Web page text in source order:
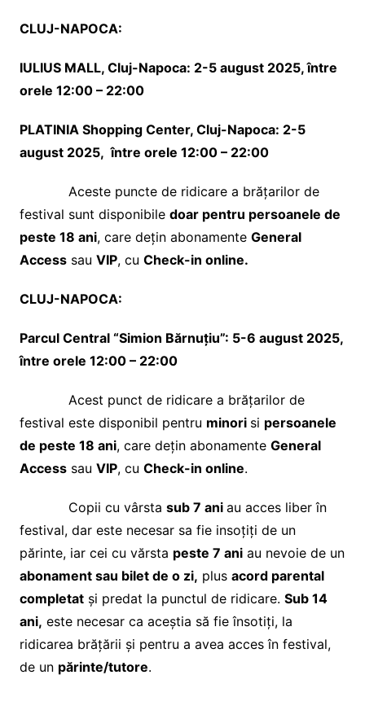
CLUJ-NAPOCA:
IULIUS MALL, Cluj-Napoca: 2-5 august 2025, între
orele 12:00 – 22:00
PLATINIA Shopping Center, Cluj-Napoca: 2-5
august 2025, între orele 12:00 – 22:00
Aceste puncte de ridicare a brățarilor de
festival sunt disponibile doar pentru persoanele de
peste 18 ani, care dețin abonamente General
Accesssau VIP, cu Check-in online.
CLUJ-NAPOCA:
Parcul Central “Simion Bărnuțiu”: 5-6 august 2025,
între orele 12:00 – 22:00
Acest punct de ridicare a brățarilor de
festival este disponibil pentru minori si persoanele
de peste 18 ani, care dețin abonamente General
Accesssau VIP, cu Check-in online.
Copii cu vârsta sub 7 ani au acces liber în
festival, dar este necesar sa fie insoțiți de un
părinte, iar cei cu vărsta peste 7 aniau nevoie de un
abonament sau bilet de o zi, plus acord parental
completatși predat la punctul de ridicare. Sub 14
ani, este necesar ca aceștia să fie însotiți, la
ridicarea brățării și pentru a avea acces în festival,
de un părinte/tutore.